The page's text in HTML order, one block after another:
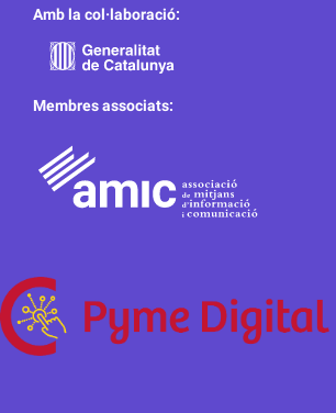
Amb la col·laboració:
Membres associats: